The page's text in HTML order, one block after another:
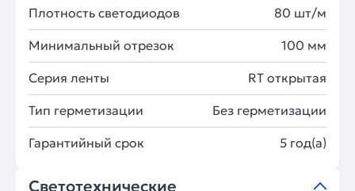
Плотность светодиодов 80 шт/м
Минимальный отрезок 100 мм
Серия ленты RT открытая
Тип герметизации Без герметизации
Гарантийный срок 5 год(а)
Светотехнические